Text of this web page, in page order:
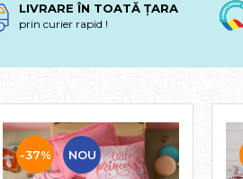
LIVRARE ÎN TOATĂ ȚARA
prin curier rapid !
-37% NOU